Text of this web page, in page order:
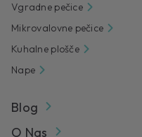
Vgradne pečice
Mikrovalovne pečice
Kuhalne plošče
Nape
Blog
O Nas